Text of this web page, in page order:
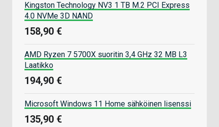
Kingston Technology NV3 1 TB M.2 PCI Express
4.0 NVMe 3D NAND
158,90 €
AMD Ryzen 7 5700X suoritin 3,4 GHz 32 MB L3
Laatikko
194,90 €
Microsoft Windows 11 Home sähköinen lisenssi
135,90 €